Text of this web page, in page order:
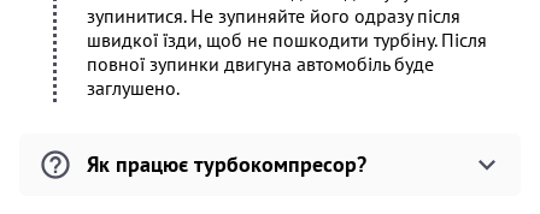
зупинитися. Не зупиняйте його одразу після
швидкої їзди, щоб не пошкодити турбіну. Після
повної зупинки двигуна автомобіль буде
заглушено.
Як працює турбокомпресор?